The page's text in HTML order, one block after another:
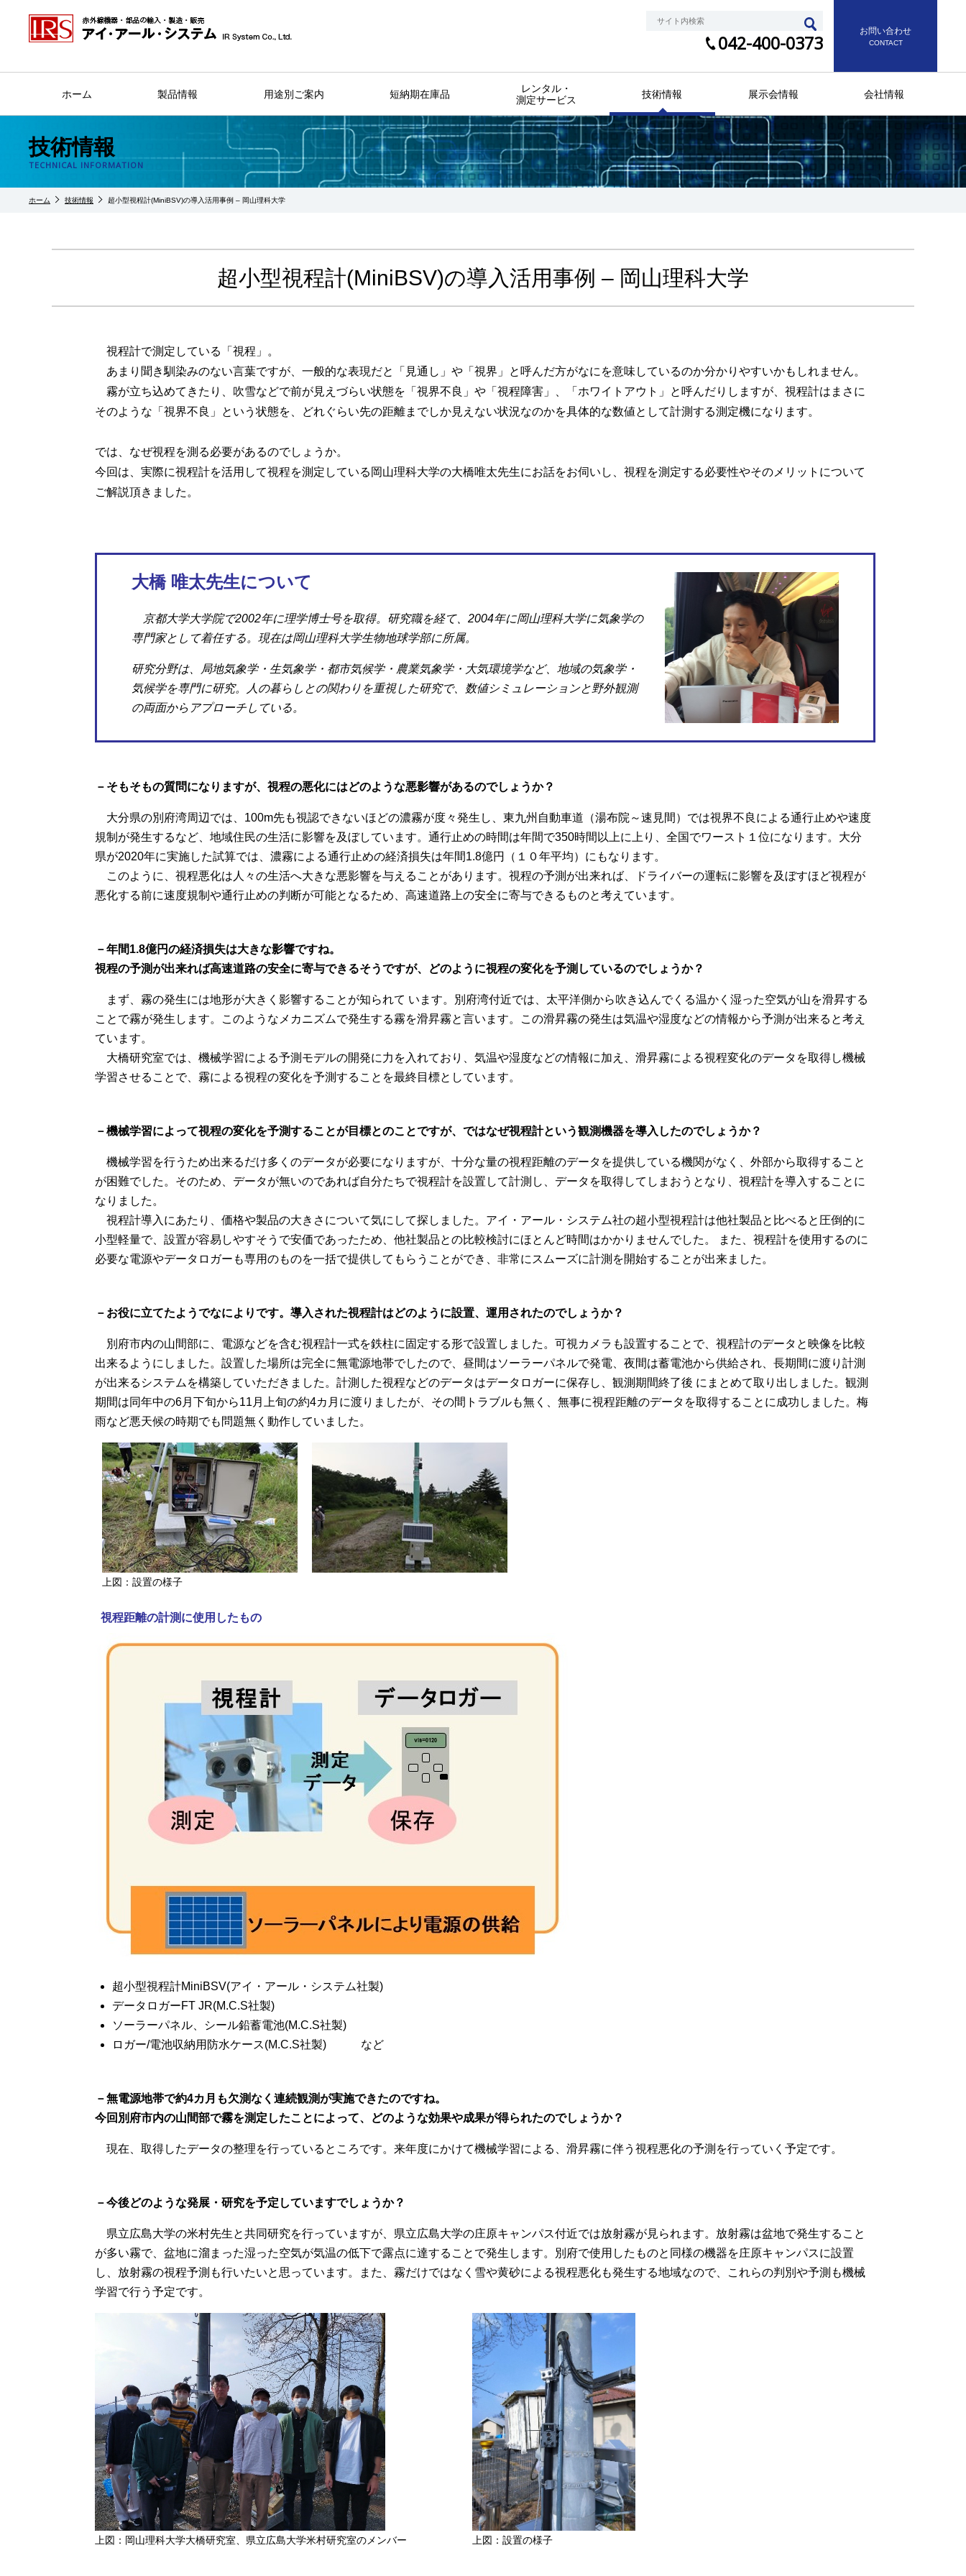
042-400-0373
お問い合わせ
CONTACT
ホーム 製品情報 用途別ご案内 短納期在庫品
レンタル・
測定サービス
技術情報 展示会情報 会社情報
技術情報
TECHNICAL INFORMATION
ホーム 技術情報 超小型視程計(MiniBSV)の導入活用事例 – 岡山理科大学
超小型視程計(MiniBSV)の導入活用事例 – 岡山理科大学
視程計で測定している「視程」。
あまり聞き馴染みのない言葉ですが、一般的な表現だと「見通し」や「視界」と呼んだ方がなにを意味しているのか分かりやすいかもしれません。
霧が立ち込めてきたり、吹雪などで前が見えづらい状態を「視界不良」や「視程障害」、「ホワイトアウト」と呼んだりしますが、視程計はまさに
そのような「視界不良」という状態を、どれぐらい先の距離までしか見えない状況なのかを具体的な数値として計測する測定機になります。
では、なぜ視程を測る必要があるのでしょうか。
今回は、実際に視程計を活用して視程を測定している岡山理科大学の大橋唯太先生にお話をお伺いし、視程を測定する必要性やそのメリットについて
ご解説頂きました。
大橋 唯太先生について
京都大学大学院で2002年に理学博士号を取得。研究職を経て、2004年に岡山理科大学に気象学の
専門家として着任する。現在は岡山理科大学生物地球学部に所属。
研究分野は、局地気象学・生気象学・都市気候学・農業気象学・大気環境学など、地域の気象学・
気候学を専門に研究。人の暮らしとの関わりを重視した研究で、数値シミュレーションと野外観測
の両面からアプローチしている。
－そもそもの質問になりますが、視程の悪化にはどのような悪影響があるのでしょうか？
大分県の別府湾周辺では、100m先も視認できないほどの濃霧が度々発生し、東九州自動車道（湯布院～速見間）では視界不良による通行止めや速度
規制が発生するなど、地域住民の生活に影響を及ぼしています。通行止めの時間は年間で350時間以上に上り、全国でワースト１位になります。大分
県が2020年に実施した試算では、濃霧による通行止めの経済損失は年間1.8億円（１０年平均）にもなります。
このように、視程悪化は人々の生活へ大きな悪影響を与えることがあります。視程の予測が出来れば、ドライバーの運転に影響を及ぼすほど視程が
悪化する前に速度規制や通行止めの判断が可能となるため、高速道路上の安全に寄与できるものと考えています。
－年間1.8億円の経済損失は大きな影響ですね。
視程の予測が出来れば高速道路の安全に寄与できるそうですが、どのように視程の変化を予測しているのでしょうか？
まず、霧の発生には地形が大きく影響することが知られて います。別府湾付近では、太平洋側から吹き込んでくる温かく湿った空気が山を滑昇する
ことで霧が発生します。このようなメカニズムで発生する霧を滑昇霧と言います。この滑昇霧の発生は気温や湿度などの情報から予測が出来ると考え
ています。
大橋研究室では、機械学習による予測モデルの開発に力を入れており、気温や湿度などの情報に加え、滑昇霧による視程変化のデータを取得し機械
学習させることで、霧による視程の変化を予測することを最終目標としています。
－機械学習によって視程の変化を予測することが目標とのことですが、ではなぜ視程計という観測機器を導入したのでしょうか？
機械学習を行うため出来るだけ多くのデータが必要になりますが、十分な量の視程距離のデータを提供している機関がなく、外部から取得すること
が困難でした。そのため、データが無いのであれば自分たちで視程計を設置して計測し、データを取得してしまおうとなり、視程計を導入することに
なりました。
視程計導入にあたり、価格や製品の大きさについて気にして探しました。アイ・アール・システム社の超小型視程計は他社製品と比べると圧倒的に
小型軽量で、設置が容易しやすそうで安価であったため、他社製品との比較検討にほとんど時間はかかりませんでした。 また、視程計を使用するのに
必要な電源やデータロガーも専用のものを一括で提供してもらうことができ、非常にスムーズに計測を開始することが出来ました。
－お役に立てたようでなによりです。導入された視程計はどのように設置、運用されたのでしょうか？
別府市内の山間部に、電源などを含む視程計一式を鉄柱に固定する形で設置しました。可視カメラも設置することで、視程計のデータと映像を比較
出来るようにしました。設置した場所は完全に無電源地帯でしたので、昼間はソーラーパネルで発電、夜間は蓄電池から供給され、長期間に渡り計測
が出来るシステムを構築していただきました。計測した視程などのデータはデータロガーに保存し、観測期間終了後 にまとめて取り出しました。観測
期間は同年中の6月下旬から11月上旬の約4カ月に渡りましたが、その間トラブルも無く、無事に視程距離のデータを取得することに成功しました。梅
雨など悪天候の時期でも問題無く動作していました。
上図：設置の様子
視程距離の計測に使用したもの
超小型視程計MiniBSV(アイ・アール・システム社製)
データロガーFT JR(M.C.S社製)
ソーラーパネル、シール鉛蓄電池(M.C.S社製)
ロガー/電池収納用防水ケース(M.C.S社製) など
－無電源地帯で約4カ月も欠測なく連続観測が実施できたのですね。
今回別府市内の山間部で霧を測定したことによって、どのような効果や成果が得られたのでしょうか？
現在、取得したデータの整理を行っているところです。来年度にかけて機械学習による、滑昇霧に伴う視程悪化の予測を行っていく予定です。
－今後どのような発展・研究を予定していますでしょうか？
県立広島大学の米村先生と共同研究を行っていますが、県立広島大学の庄原キャンパス付近では放射霧が見られます。放射霧は盆地で発生すること
が多い霧で、盆地に溜まった湿った空気が気温の低下で露点に達することで発生します。別府で使用したものと同様の機器を庄原キャンパスに設置
し、放射霧の視程予測も行いたいと思っています。また、霧だけではなく雪や黄砂による視程悪化も発生する地域なので、これらの判別や予測も機械
学習で行う予定です。
上図：岡山理科大学大橋研究室、県立広島大学米村研究室のメンバー 上図：設置の様子